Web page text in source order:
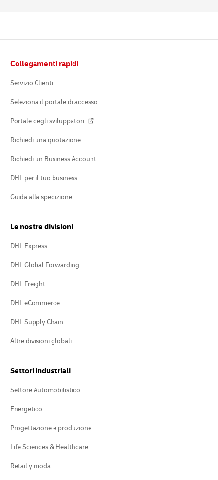
di
Collegamenti rapidi
Servizio Clienti
Seleziona il portale di accesso
Portale degli sviluppatori
Richiedi una quotazione
Richiedi un Business Account
DHL per il tuo business
Guida alla spedizione
Le nostre divisioni
DHL Express
DHL Global Forwarding
DHL Freight
DHL eCommerce
DHL Supply Chain
Altre divisioni globali
Settori industriali
Settore Automobilistico
Energetico
Progettazione e produzione
Life Sciences & Healthcare
Retail y moda